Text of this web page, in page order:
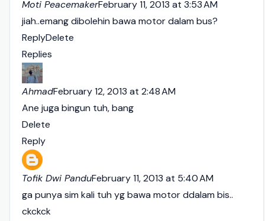
Moti PeacemakerFebruary 11, 2013 at 3:53 AM
jiah..emang dibolehin bawa motor dalam bus?
ReplyDelete
Replies
AhmadFebruary 12, 2013 at 2:48 AM
Ane juga bingun tuh, bang
Delete
Reply
Tofik Dwi PanduFebruary 11, 2013 at 5:40 AM
ga punya sim kali tuh yg bawa motor ddalam bis..
ckckck